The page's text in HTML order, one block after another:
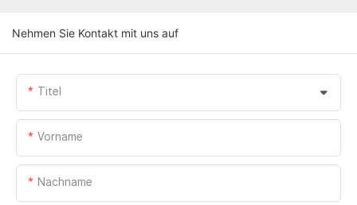
Nehmen Sie Kontakt mit uns auf
Titel
Vorname
Nachname